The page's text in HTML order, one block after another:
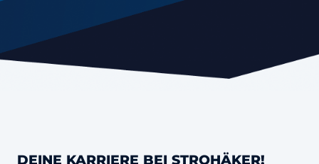
DEINE KARRIERE BEI STROHÄKER!